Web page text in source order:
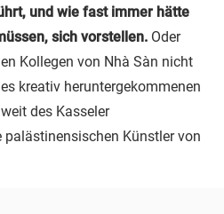
und wie fast immer hätte
sich vorstellen. Oder
Kollegen von Nhà Sàn nicht
kreativ heruntergekommenen
des Kasseler
Künstler von